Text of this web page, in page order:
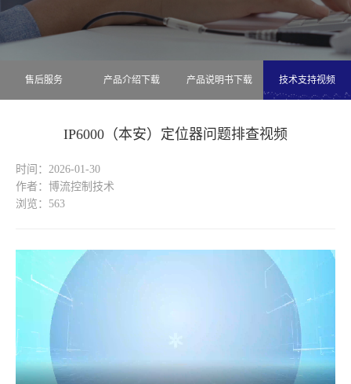
售后服务 产品介绍下载 产品说明书下载 技术支持视频
IP6000（本安）定位器问题排查视频
时间：2026-01-30
作者：博流控制技术
浏览：563